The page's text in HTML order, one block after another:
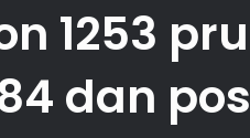
1253
dan